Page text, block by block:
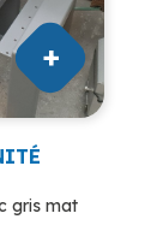
gris mat